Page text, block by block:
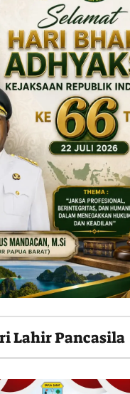
Lahir Pancasila